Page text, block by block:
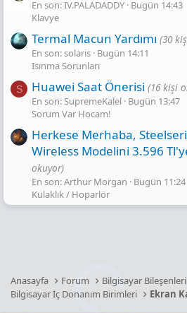
En son: IV.PALADADDY Bugün 14:43
Klavye
Termal Macun Yardımı (30
En son: solaris Bugün 14:11
Isınma Sorunları
S Huawei Saat Önerisi (16 kişi
En son: SupremeKalel Bugün 13:47
Sorum Var Hocam!
Herkese Merhaba,
Wireless Modelini 3.596
okuyor)
En son: Arthur Morgan
Bugün 11:24
Kulaklık / Hoparlör
Anasayfa Forum
Bilgisayar Bileşenleri
Bilgisayar İç Donanım Birimleri
Ekran